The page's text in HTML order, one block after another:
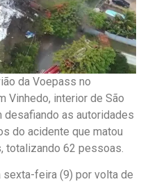
da Voepass no
Vinhedo, interior de São
as autoridades
do acidente que matou
totalizando 62 pessoas.
sexta-feira (9) por volta de